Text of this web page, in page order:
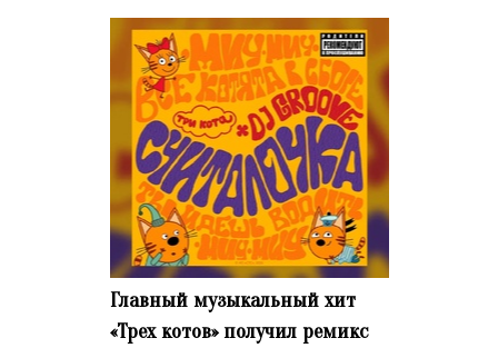
Главный музыкальный хит
«Трех котов» получил ремикс